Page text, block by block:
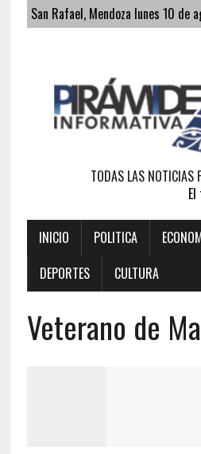
San Rafael, Mendoza lunes 10 de
TODAS LAS NOTICIAS
INICIO POLITICA
DEPORTES
CULTURA
Veterano de